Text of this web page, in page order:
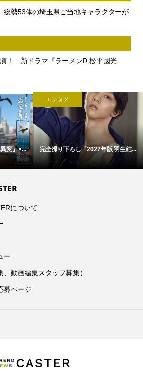
勢53体の埼玉県ご当地キャラクターが
！ 新ドラマ『ラーメンD 松平國光
変』×...
エンタメ
完全撮り下ろし「2027年版 羽生結...
について
ー
動画編集スタッフ募集）
募ページ